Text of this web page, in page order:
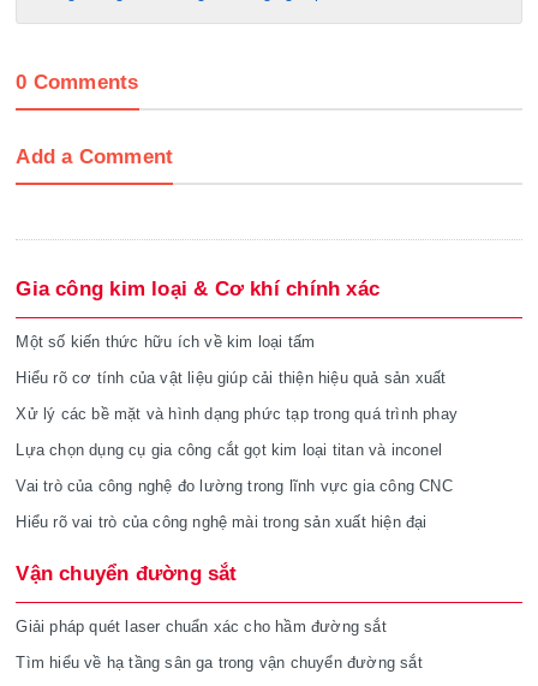
0 Comments
Add a Comment
Gia công kim loại & Cơ khí chính xác
Một số kiến thức hữu ích về kim loại tấm
Hiểu rõ cơ tính của vật liệu giúp cải thiện hiệu quả sản xuất
Xử lý các bề mặt và hình dạng phức tạp trong quá trình phay
Lựa chọn dụng cụ gia công cắt gọt kim loại titan và inconel
Vai trò của công nghệ đo lường trong lĩnh vực gia công CNC
Hiểu rõ vai trò của công nghệ mài trong sản xuất hiện đại
Vận chuyển đường sắt
Giải pháp quét laser chuẩn xác cho hầm đường sắt
Tìm hiểu về hạ tầng sân ga trong vận chuyển đường sắt